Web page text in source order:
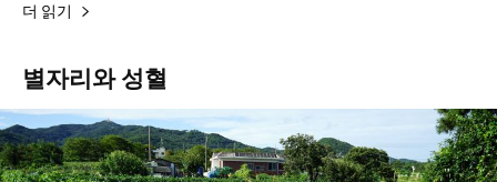
더 읽기
별자리와 성혈